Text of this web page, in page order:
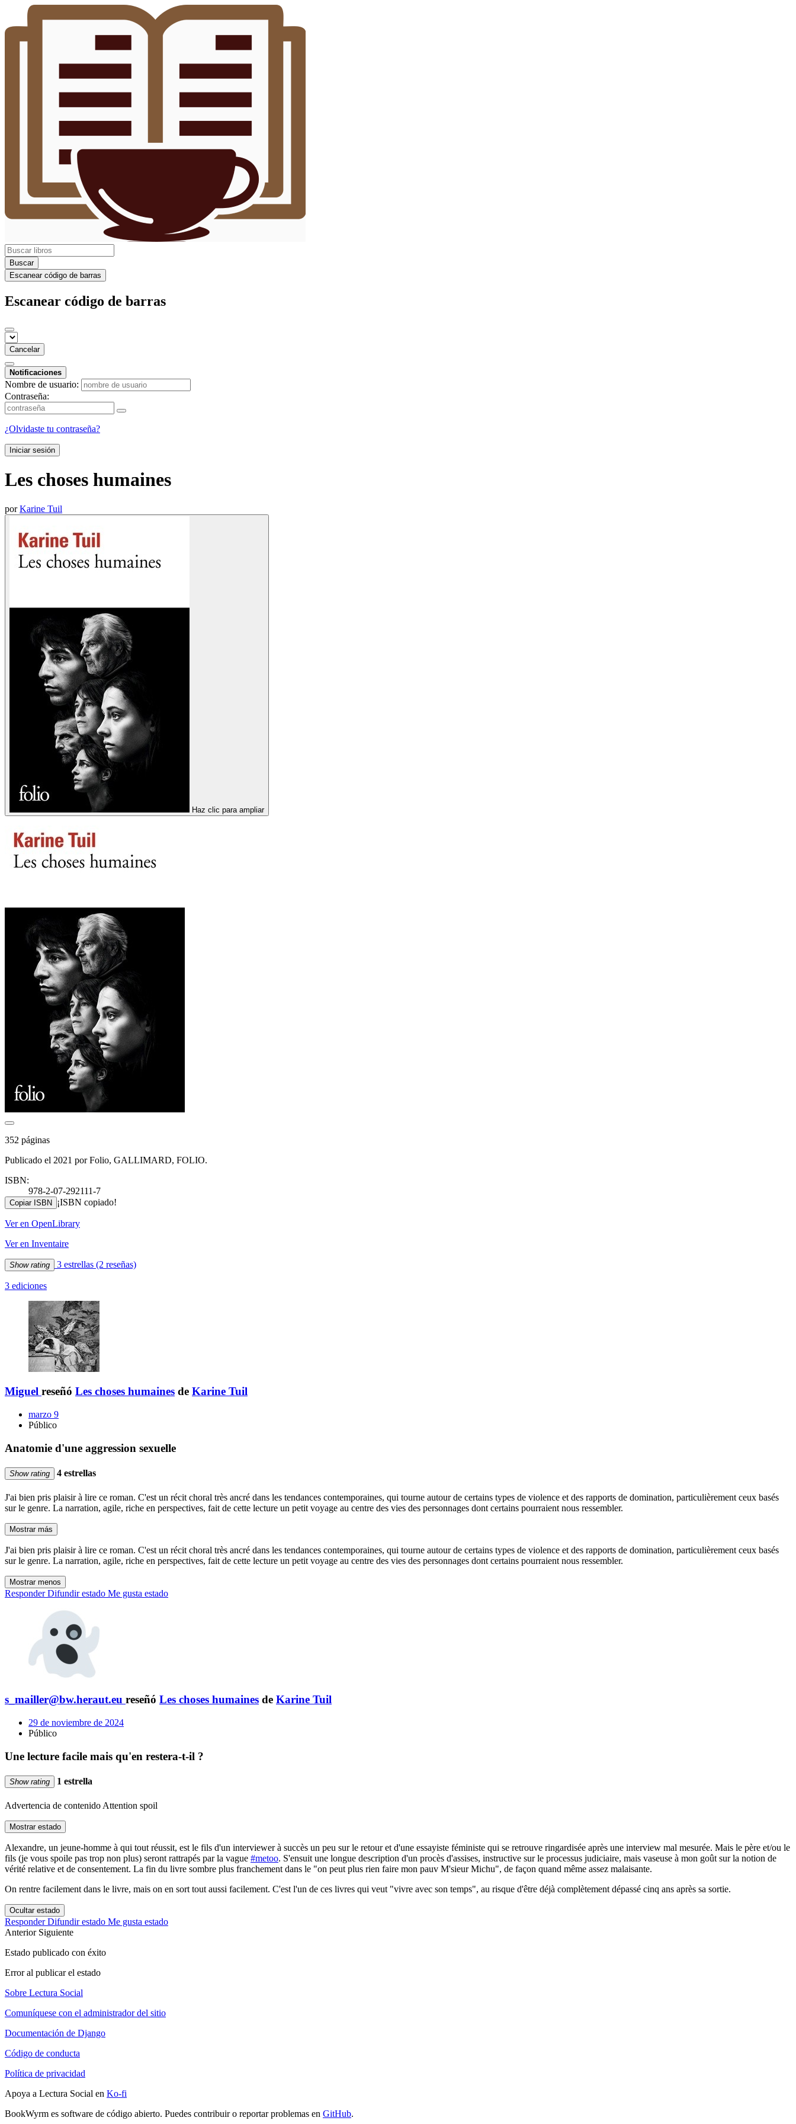
Buscar
Escanear código de barras
Escanear código de barras
Cancelar
Notificaciones
Nombre de usuario:
Contraseña:
¿Olvidaste tu contraseña?
Iniciar sesión
Les choses humaines
porKarine Tuil
Haz clic para ampliar
352 páginas
Publicado el 2021 por Folio, GALLIMARD, FOLIO.
ISBN:
978-2-07-292111-7
Copiar ISBN ¡ISBN copiado!
Ver en OpenLibrary
Ver en Inventaire
Show rating 3 estrellas (2 reseñas)
3 ediciones
Miguel reseñó Les choses humaines de Karine Tuil
marzo 9
Público
Anatomie d'une aggression sexuelle
Show rating 4 estrellas
J'ai bien pris plaisir à lire ce roman. C'est un récit choral très ancré dans les tendances contemporaines, qui tourne autour de certains types de violence et des rapports de domination, particulièrement ceux basés
sur le genre. La narration, agile, riche en perspectives, fait de cette lecture un petit voyage au centre des vies des personnages dont certains pourraient nous ressembler.
Mostrar más
J'ai bien pris plaisir à lire ce roman. C'est un récit choral très ancré dans les tendances contemporaines, qui tourne autour de certains types de violence et des rapports de domination, particulièrement ceux basés
sur le genre. La narration, agile, riche en perspectives, fait de cette lecture un petit voyage au centre des vies des personnages dont certains pourraient nous ressembler.
Mostrar menos
Responder Difundir estado Me gusta estado
s_mailler@bw.heraut.eu reseñó Les choses humaines de Karine Tuil
29 de noviembre de 2024
Público
Une lecture facile mais qu'en restera-t-il ?
Show rating 1 estrella
Advertencia de contenido Attention spoil
Mostrar estado
Alexandre, un jeune-homme à qui tout réussit, est le fils d'un interviewer à succès un peu sur le retour et d'une essayiste féministe qui se retrouve ringardisée après une interview mal mesurée. Mais le père et/ou le
fils (je vous spoile pas trop non plus) seront rattrapés par la vague #metoo. S'ensuit une longue description d'un procès d'assises, instructive sur le processus judiciaire, mais vaseuse à mon goût sur la notion de
vérité relative et de consentement. La fin du livre sombre plus franchement dans le "on peut plus rien faire mon pauv M'sieur Michu", de façon quand même assez malaisante.
On rentre facilement dans le livre, mais on en sort tout aussi facilement. C'est l'un de ces livres qui veut "vivre avec son temps", au risque d'être déjà complètement dépassé cinq ans après sa sortie.
Ocultar estado
Responder Difundir estado Me gusta estado
Anterior Siguiente
Estado publicado con éxito
Error al publicar el estado
Sobre Lectura Social
Comuníquese con el administrador del sitio
Documentación de Django
Código de conducta
Política de privacidad
Apoya a Lectura Social en Ko-fi
BookWyrm es software de código abierto. Puedes contribuir o reportar problemas en GitHub.